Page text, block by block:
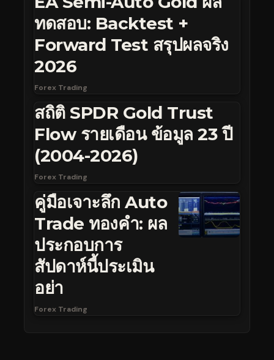
ทดสอบ: Backtest +
Forward Test สรุปผลจริง
2026
Forex Trading
สถิติ SPDR Gold Trust
Flow รายเดือน ข้อมูล 23 ปี
(2004-2026)
Forex Trading
คู่มือเจาะลึก Auto
Trade ทองคำ: ผล
ประกอบการ
สัปดาห์นี้ประเมิน
อย่า
Forex Trading